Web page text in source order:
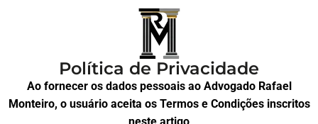
Política de Privacidade
Ao fornecer os dados pessoais ao Advogado Rafael
Monteiro, o usuário aceita os Termos e Condições inscritos